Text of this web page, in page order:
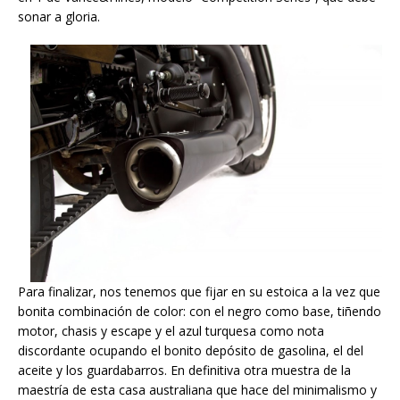
sonar a gloria.
Para finalizar, nos tenemos que fijar en su estoica a la vez que
bonita combinación de color: con el negro como base, tiñendo
motor, chasis y escape y el azul turquesa como nota
discordante ocupando el bonito depósito de gasolina, el del
aceite y los guardabarros. En definitiva otra muestra de la
maestría de esta casa australiana que hace del minimalismo y